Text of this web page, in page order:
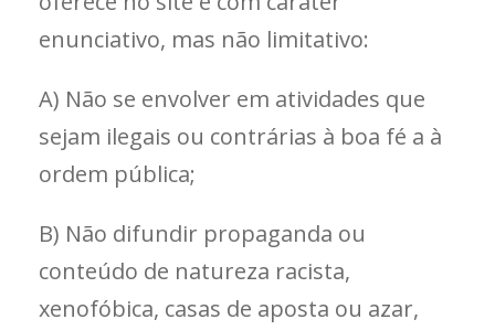
enunciativo, mas não limitativo:
A) Não se envolver em atividades que
sejam ilegais ou contrárias à boa fé a à
ordem pública;
B) Não difundir propaganda ou
conteúdo de natureza racista,
xenofóbica, casas de aposta ou azar,